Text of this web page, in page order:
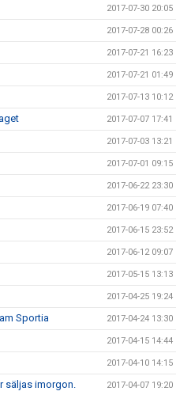
2017-07-30 20:05
2017-07-28 00:26
2017-07-21 16:23
2017-07-21 01:49
2017-07-13 10:12
2017-07-07 17:41
2017-07-03 13:21
2017-07-01 09:15
2017-06-22 23:30
2017-06-19 07:40
2017-06-15 23:52
2017-06-12 09:07
2017-05-15 13:13
2017-04-25 19:24
Sportia 2017-04-24 13:30
2017-04-15 14:44
2017-04-10 14:15
säljas imorgon. 2017-04-07 19:20